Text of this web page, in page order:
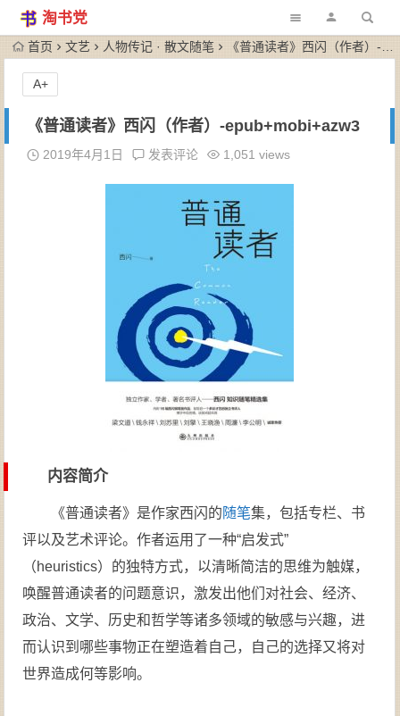
淘书党
首页 文艺 人物传记 · 散文随笔 《普通读者》西闪（作者）-epub+mobi+azw3
《普通读者》西闪（作者）-epub+mobi+azw3
2019年4月1日 发表评论 1,051 views
内容简介
《普通读者》是作家西闪的随笔集，包括专栏、书
评以及艺术评论。作者运用了一种“启发式”
（heuristics）的独特方式，以清晰简洁的思维为触媒，
唤醒普通读者的问题意识，激发出他们对社会、经济、
政治、文学、历史和哲学等诸多领域的敏感与兴趣，进
而认识到哪些事物正在塑造着自己，自己的选择又将对
世界造成何等影响。
A+